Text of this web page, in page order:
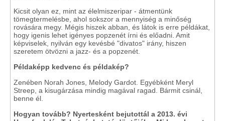
Kicsit olyan ez, mint az élelmiszeripar - átmentünk
tömegtermelésbe, ahol sokszor a mennyiség a minőség
rovására megy. Mégis hiszek abban, és látok is erre példákat,
hogy igenis lehet igényes popzenét írni és előadni. Amit
képviselek, nyilván egy kevésbé "divatos" irány, hiszen
szeretem ötvözni a jazz- és a popzenét.
Példaképp kedvenc és példakép?
Zenében Norah Jones, Melody Gardot. Egyébként Meryl
Streep, a kisugárzása mindig magával ragad. Bármit csinál,
benne él.
Hogyan tovább? Nyertesként bejutottál a 2013. évi